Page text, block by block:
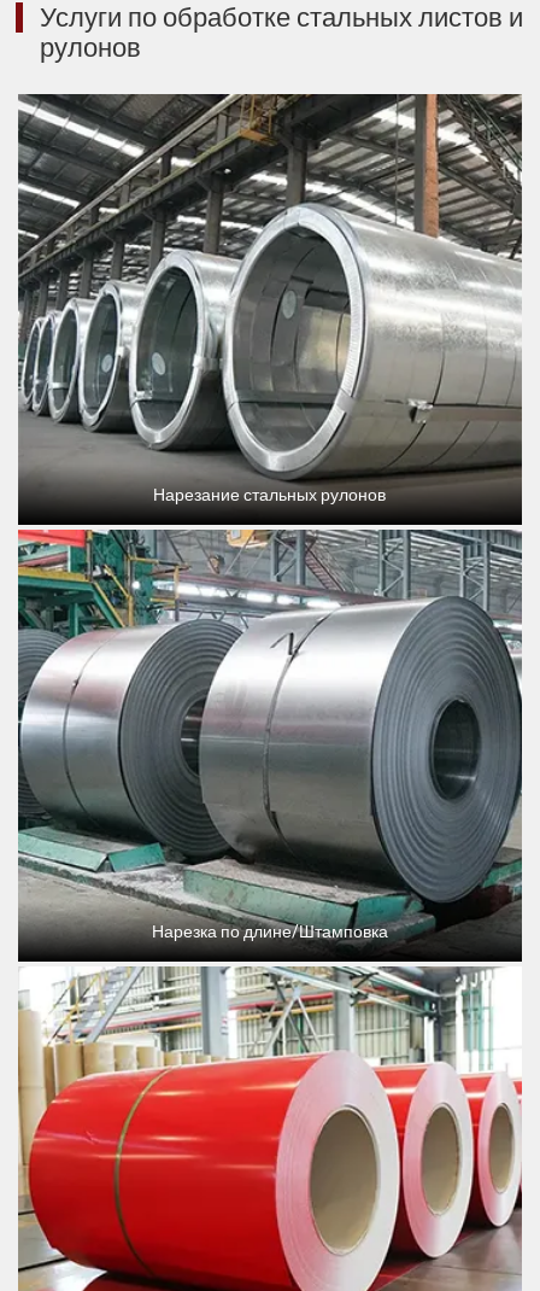
Услуги по обработке стальных листов и
рулонов
Нарезание стальных рулонов
Нарезка по длине/Штамповка